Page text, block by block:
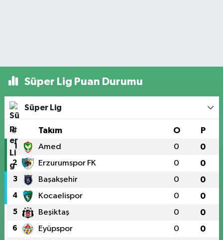
Süper Lig Puan Durumu
Süper Lig
# Takım O P
1 Amed 0 0
2 Erzurumspor FK 0 0
3 Başakşehir 0 0
4 Kocaelispor 0 0
5 Beşiktaş 0 0
6 Eyüpspor 0 0